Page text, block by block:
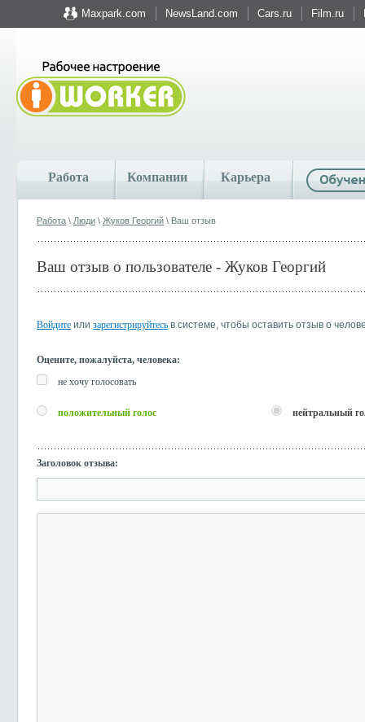
Maxpark.com NewsLand.com Cars.ru Film.ru
Работа Компании Карьера
Работа \ Люди \ Жуков Георгий \ Ваш отзыв
Ваш отзыв о пользователе - Жуков Георгий
Войдите или зарегистрируйтесь в системе, чтобы оставить отзыв о
Оцените, пожалуйста, человека:
не хочу голосовать
положительный голос нейтральный
Заголовок отзыва: